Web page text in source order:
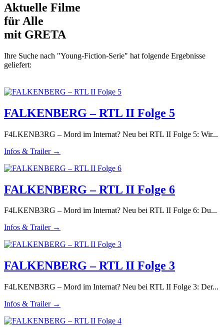
Aktuelle Filme
für Alle
mit GRETA
Ihre Suche nach "Young-Fiction-Serie" hat folgende Ergebnisse
geliefert:
FALKENBERG – RTL II Folge 5
F4LKENB3RG – Mord im Internat? Neu bei RTL II Folge 5: Wir...
Infos & Trailer →
FALKENBERG – RTL II Folge 6
F4LKENB3RG – Mord im Internat? Neu bei RTL II Folge 6: Du...
Infos & Trailer →
FALKENBERG – RTL II Folge 3
F4LKENB3RG – Mord im Internat? Neu bei RTL II Folge 3: Der...
Infos & Trailer →